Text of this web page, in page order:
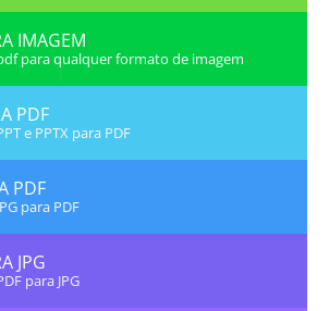
IMAGEM
para qualquer formato de imagem
PDF
e PPTX para PDF
PDF
para PDF
JPG
para JPG